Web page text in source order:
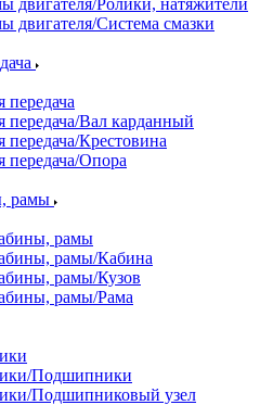
двигателя/Ролики, натяжители
двигателя/Система смазки
передача
передача/Вал карданный
передача/Крестовина
передача/Опора
рамы
рамы
рамы/Кабина
рамы/Кузов
рамы/Рама
Подшипники
Подшипниковый узел